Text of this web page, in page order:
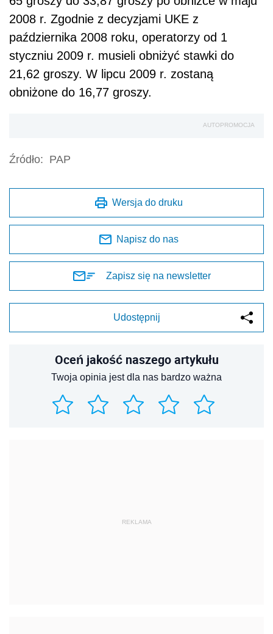
2008 r. Zgodnie z decyzjami UKE z
października 2008 roku, operatorzy od 1
styczniu 2009 r. musieli obniżyć stawki do
21,62 groszy. W lipcu 2009 r. zostaną
obniżone do 16,77 groszy.
AUTOPROMOCJA
Źródło: PAP
Wersja do druku
Napisz do nas
Zapisz się na newsletter
Udostępnij
Oceń jakość naszego artykułu
Twoja opinia jest dla nas bardzo ważna
REKLAMA